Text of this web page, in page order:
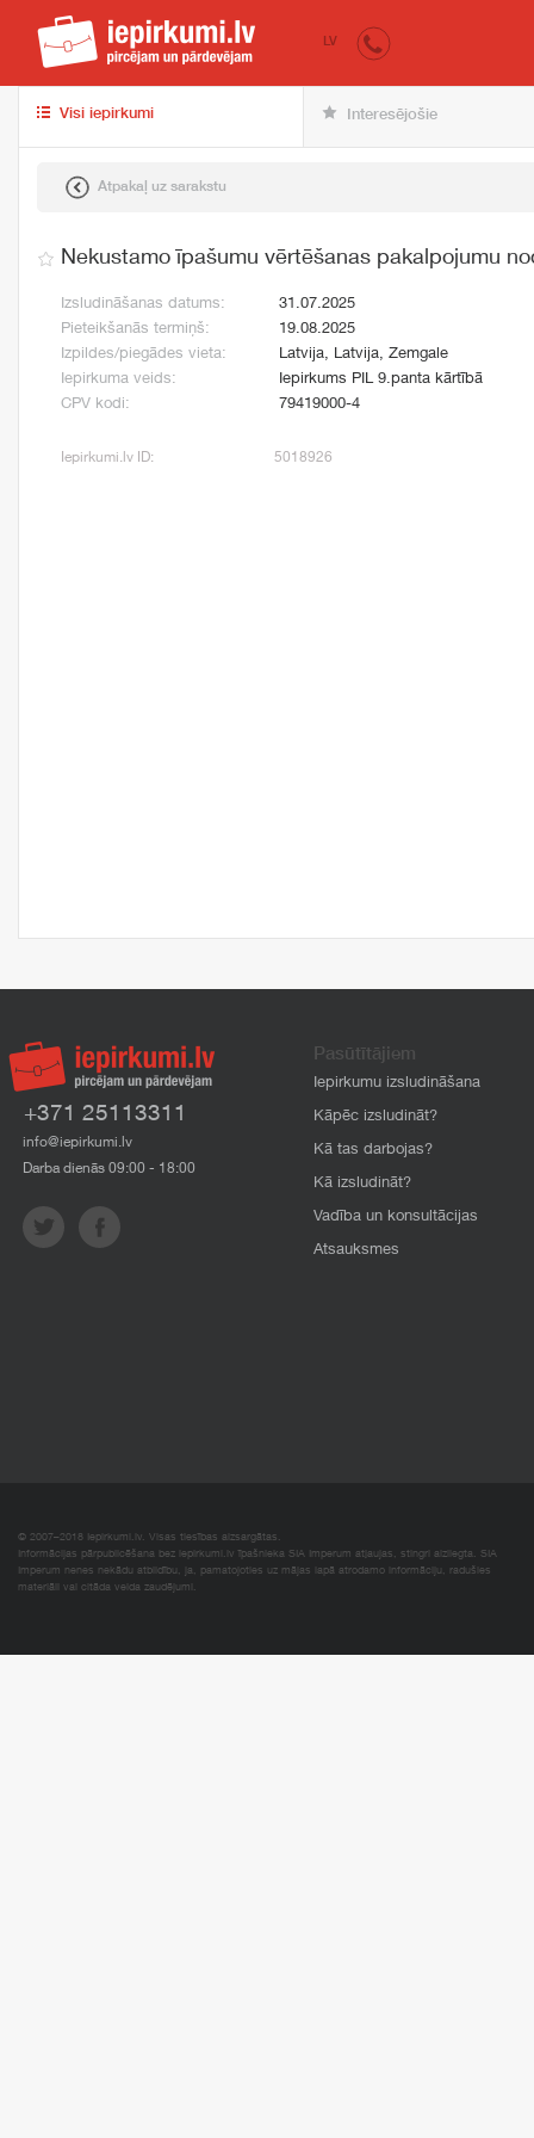
iepirkumi.lv
LV
Visi iepirkumi Interesējošie
Atpakaļ uz sarakstu
Nekustamo īpašumu vērtēšanas pakalpojumu
Izsludināšanas datums:
31.07.2025
Pieteikšanās termiņš:
19.08.2025
Izpildes/piegādes vieta:
Latvija, Latvija, Zemgale
Iepirkuma veids:
Iepirkums PIL 9.panta kārtībā
CPV kodi:
79419000-4
Iepirkumi.lv ID: 5018926
+371 25113311
info@iepirkumi.lv
Darba dienās 09:00 - 18:00
Pasūtītājiem
Iepirkumu izsludināšana
Kāpēc izsludināt?
Kā tas darbojas?
Kā izsludināt?
Vadība un konsultācijas
Atsauksmes
© 2007–2018 Iepirkumi.lv. Visas tiesības aizsargātas.
Informācijas pārpublicēšana bez iepirkumi.lv īpašnieka SIA Imperum atļaujas, stingri aizliegta. SIA
Imperum nenes nekādu atbildību, ja, pamatojoties uz mājas lapā atrodamo informāciju, radušies
materiāli vai citāda veida zaudējumi.